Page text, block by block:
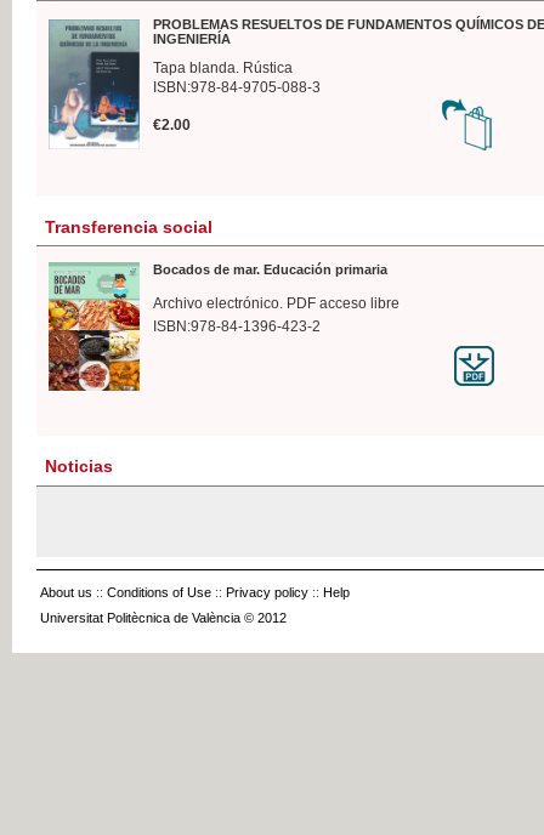
PROBLEMAS RESUELTOS DE FUNDAMENTOS QUÍMICOS
INGENIERÍA
Tapa blanda. Rústica
ISBN:978-84-9705-088-3
€2.00
Transferencia social
Bocados de mar. Educación primaria
Archivo electrónico. PDF acceso libre
ISBN:978-84-1396-423-2
Noticias
About us :: Conditions of Use :: Privacy policy :: Help
Universitat Politècnica de València © 2012